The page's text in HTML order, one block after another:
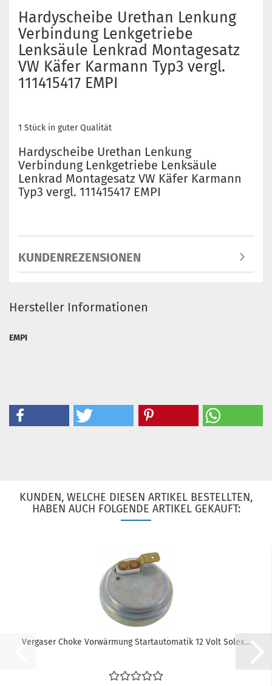
Hardyscheibe Urethan Lenkung
Verbindung Lenkgetriebe
Lenksäule Lenkrad Montagesatz
VW Käfer Karmann Typ3 vergl.
111415417 EMPI
1 Stück in guter Qualität
Hardyscheibe Urethan Lenkung
Verbindung Lenkgetriebe Lenksäule
Lenkrad Montagesatz VW Käfer Karmann
Typ3 vergl. 111415417 EMPI
KUNDENREZENSIONEN
Hersteller Informationen
EMPI
KUNDEN, WELCHE DIESEN ARTIKEL BESTELLTEN,
HABEN AUCH FOLGENDE ARTIKEL GEKAUFT:
Vergaser Choke Vorwärmung Startautomatik 12 Volt Solex...